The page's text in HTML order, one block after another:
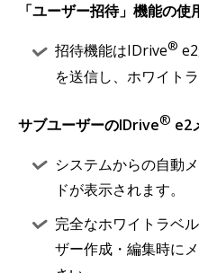
「ユーザー招待」機能の使
招待機能はIDrive®
を送信し、ホワイト
サブユーザーのIDrive® e2
システムからの自動
ドが表示されます。
完全なホワイトラベ
ザー作成・編集時に